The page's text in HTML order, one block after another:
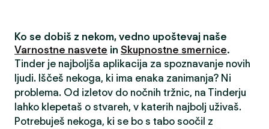
Ko se dobiš z nekom, vedno upoštevaj naše
Varnostne nasvete in Skupnostne smernice.
Tinder je najboljša aplikacija za spoznavanje novih
ljudi. Iščeš nekoga, ki ima enaka zanimanja? Ni
problema. Od izletov do nočnih tržnic, na Tinderju
lahko klepetaš o stvareh, v katerih najbolj uživaš.
Potrebuješ nekoga, ki se bo s tabo soočil z